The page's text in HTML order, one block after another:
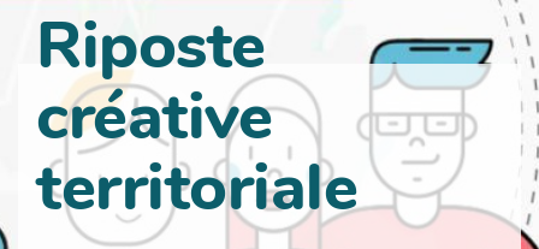
Riposte
créative
territoriale